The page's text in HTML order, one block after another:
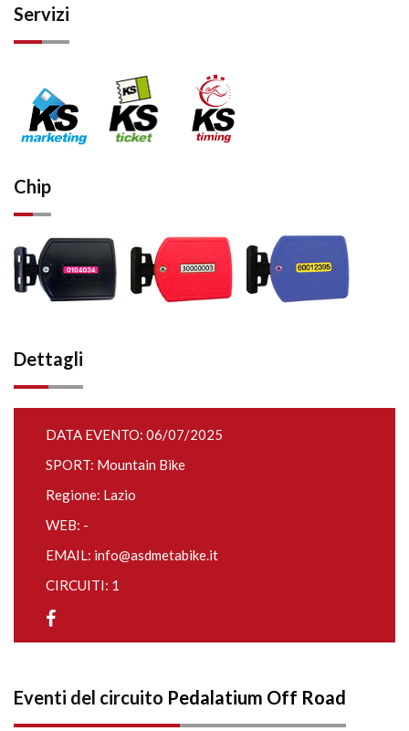
Servizi
Chip
Dettagli
DATA EVENTO: 06/07/2025
SPORT: Mountain Bike
Regione: Lazio
WEB: -
EMAIL: info@asdmetabike.it
CIRCUITI: 1
Eventi del circuito Pedalatium Off Road